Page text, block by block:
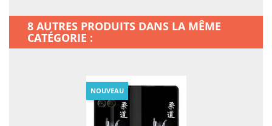
G67 / G77 / G87 sans protection, offrez-lui la
sécurité qu'il mérite !
8 AUTRES PRODUITS DANS LA MÊME
CATÉGORIE :
NOUVEAU